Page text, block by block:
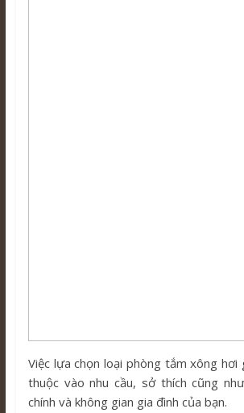
Việc lựa chọn loại phòng tắm xông hơi
thuộc vào nhu cầu, sở thích cũng
chính và không gian gia đình của bạn.